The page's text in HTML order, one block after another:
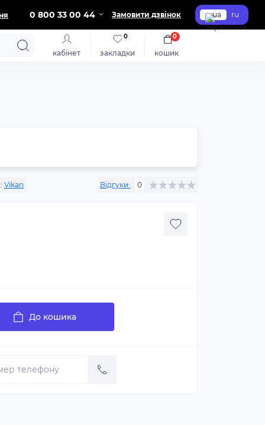
0 800 33 00 44 Замовити дзвінок ua ru
кабінет закладки
0
кошик
0
Vikan Відгуки: 0
До кошика